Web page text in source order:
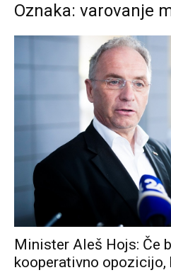
Oznaka: varovanje
Minister Aleš Hojs: Če
kooperativno opozicijo,